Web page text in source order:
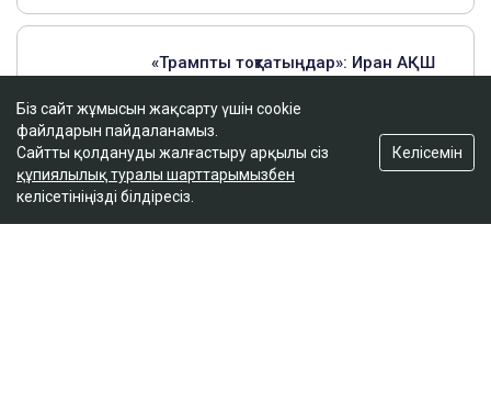
Біз сайт жұмысын жақсарту үшін cookie
файлдарын пайдаланамыз.
Сайтты қолдануды жалғастыру арқылы сіз
құпиялылық туралы шарттарымызбен
келісетініңізді білдіресіз.
Келісемін